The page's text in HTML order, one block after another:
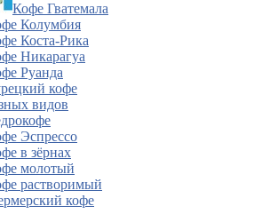
Кофе Гватемала
Колумбия
Коста-Рика
Никарагуа
Руанда
кофе
видов
Эспрессо
в зёрнах
молотый
растворимый
кофе